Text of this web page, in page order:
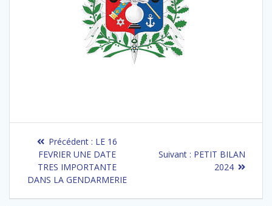
Navigation
l’article
Précédent : Article
précédent
:
LE 16
FEVRIER UNE DATE
TRES IMPORTANTE
DANS LA GENDARMERIE
Suivant : Article
suivant
PETIT BILAN
2024